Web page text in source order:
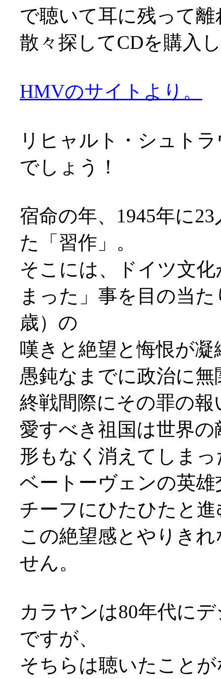
で聴いて耳に残って離
散々探してCDを購入
HMVのサイトより。
リヒャルト・シュト
でしょう！
宿命の年、1945年に
た「習作」。
そこには、ドイツ文
まった」事を目の当
歳）の
嘆きと絶望と悔恨が
愚鈍なまでに政治に
終戦間際にその罪の
愛すべき祖国は世界
形もなく消えてしまっ
ベートーヴェンの英
チーフにひたひたと
この絶望感とやりき
せん。
カラヤンは80年代に
ですが、
そちらは聴いたこと